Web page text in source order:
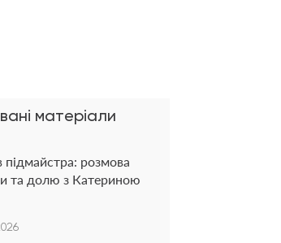
матеріали
підмайстра: розмова
та долю з Катериною